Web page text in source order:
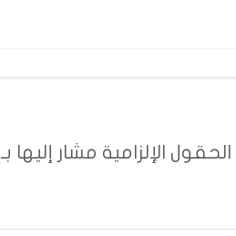
الحقول الإلزامية مشار إليها بـ